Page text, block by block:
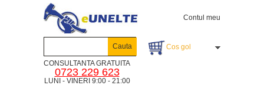
Contul meu
Cos gol
CONSULTANTA GRATUITA
0723 229 623
LUNI - VINERI 9:00 - 21:00
Cauta